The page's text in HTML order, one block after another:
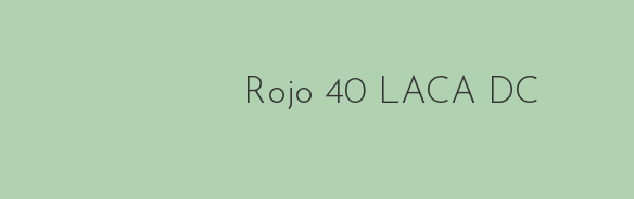
Rojo 40 LACA DC